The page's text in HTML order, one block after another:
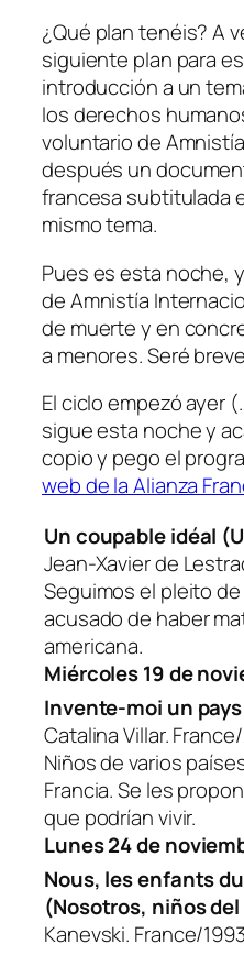
¿Qué plan tenéis? A
siguiente plan para
introducción a un
los derechos
voluntario de
después un
francesa subtitulada
mismo tema.
Pues es esta noche,
de Amnistía
de muerte y en
a menores. Seré
El ciclo empezó ayer
sigue esta noche y
copio y pego el
web de la Alianza
Un coupable idéal
Jean-Xavier de
Seguimos el pleito
acusado de haber
americana.
Miércoles 19 de
Invente-moi un
Catalina Villar.
Niños de varios
Francia. Se les
que podrían vivir.
Lunes 24 de
Nous, les enfants
(Nosotros, niños del
Kanevski. France/